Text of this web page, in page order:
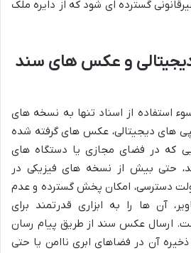
گسترده ای شود که از دایره ملک
و عکس های سند
استفاده از اسناد تنها به نسخه های
های دیجیتالی، عکس های گرفته شده
که در فضای مجازی یا دستگاه های
حتی بیش از نسخه های فیزیکی در
دسترسی، امکان پخش گسترده و عدم
آن ها را به ابزاری قدرتمند برای
ارسال عکس سند از طریق پیام رسان
آن در فضاهای ابری ناامن یا حتی